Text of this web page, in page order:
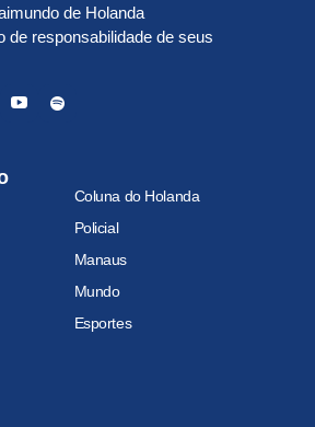
de Holanda
de responsabilidade de seus
Coluna do Holanda
Policial
Manaus
Mundo
Esportes